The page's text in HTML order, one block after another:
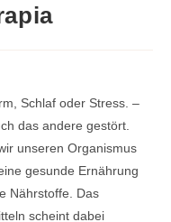
Schlaf oder Stress. –
das andere gestört.
unseren Organismus
gesunde Ernährung
Nährstoffe. Das
scheint dabei